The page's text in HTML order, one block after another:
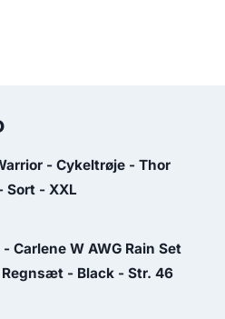
- Cykeltrøje - Thor
Sort - XXL
Carlene W AWG Rain Set
Regnsæt - Black - Str. 46